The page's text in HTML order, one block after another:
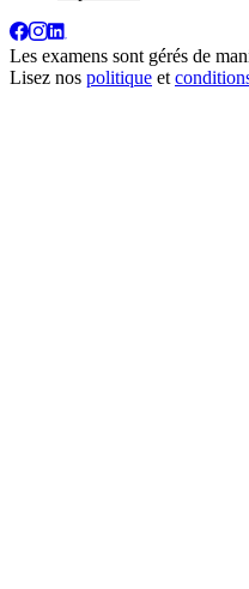
Les examens sont gérés de
Lisez nos politique et